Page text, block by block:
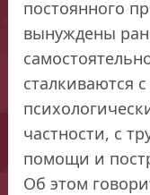
постоянного
вынуждены
сталкиваются
частности, с
помощи и
Об этом